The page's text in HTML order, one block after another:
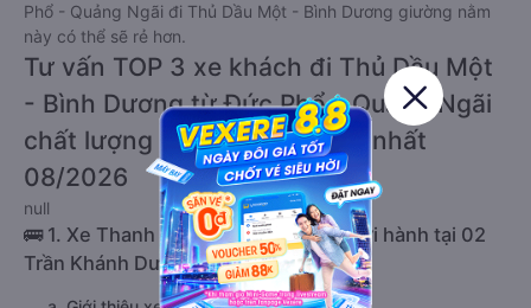
Phổ - Quảng Ngãi đi Thủ Dầu Một - Bình Dương giường nằm
này có thể sẽ rẻ hơn.
Tư vấn TOP 3 xe khách đi Thủ Dầu Một
- Bình Dương từ Đức Phổ - Quảng Ngãi
chất lượng cao, uy tín, giá rẻ nhất
08/2026
null
🚌 1. Xe Thanh Thuỷ - Quảng Ngãi khởi hành tại 02
Trần Khánh Dư (BX Quảng Ngãi)